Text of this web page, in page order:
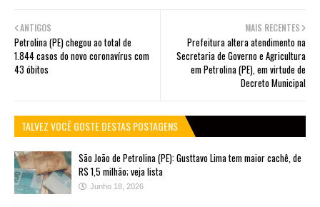
MAIS RECENTES
Prefeitura altera atendimento na
Secretaria de Governo e Agricultura
em Petrolina (PE), em virtude de
Decreto Municipal
ANTIGOS
Petrolina (PE) chegou ao total de
1.844 casos do novo coronavírus com
43 óbitos
TALVEZ VOCÊ GOSTE DESTAS POSTAGENS
São João de Petrolina (PE): Gusttavo Lima tem maior cachê, de
R$ 1,5 milhão; veja lista
Junho 18, 2026